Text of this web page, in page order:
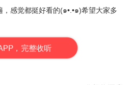
感觉都挺好看的(๑•.•๑)希望大家多
PP，完整收听